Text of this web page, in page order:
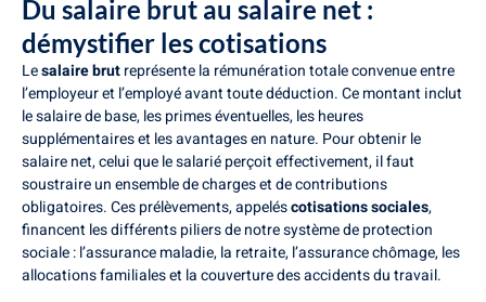
Du salaire brut au salaire net :
démystifier les cotisations
Lesalaire brutreprésente la rémunération totale convenue entre
l’employeur et l’employé avant toute déduction. Ce montant inclut
le salaire de base, les primes éventuelles, les heures
supplémentaires et les avantages en nature. Pour obtenir le
salaire net, celui que le salarié perçoit effectivement, il faut
soustraire un ensemble de charges et de contributions
obligatoires. Ces prélèvements, appeléscotisations sociales,
financent les différents piliers de notre système de protection
sociale : l’assurance maladie, la retraite, l’assurance chômage, les
allocations familiales et la couverture des accidents du travail.